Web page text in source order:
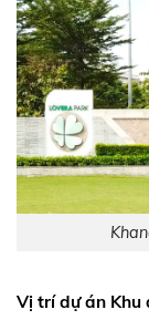
Vị trí dự án Khu